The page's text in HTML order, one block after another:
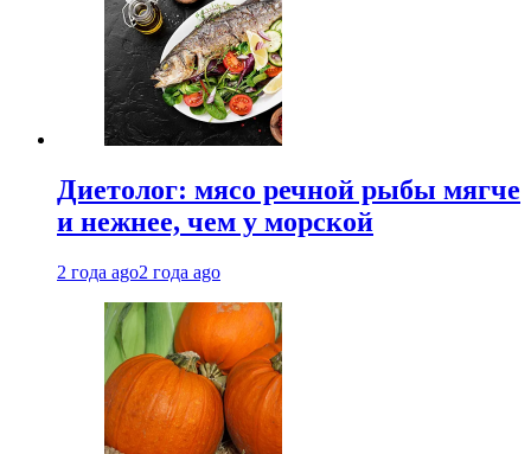
Диетолог: мясо речной рыбы мягче
и нежнее, чем у морской
2 года ago2 года ago